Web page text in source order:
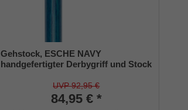
Gehstock, ESCHE NAVY
handgefertigter Derbygriff und Stock
Chromring, geflammt und navy-blau
lackiert, inkl Gummipuffer
UVP 92,95 €
84,95 € *